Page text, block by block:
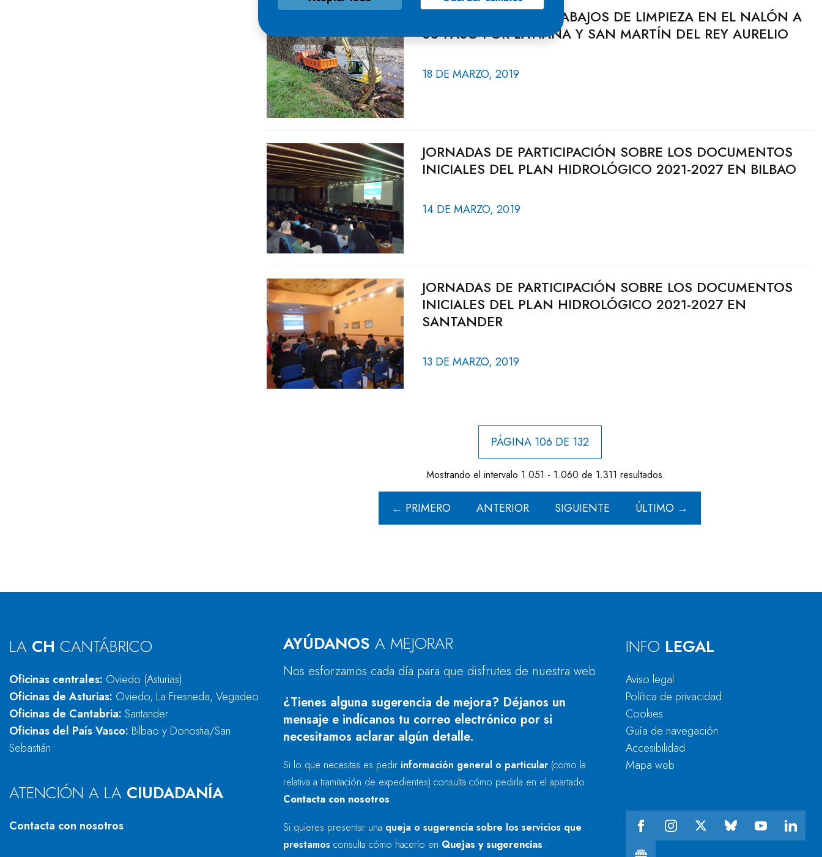
LA CHC ACOMETE TRABAJOS DE LIMPIEZA EN EL NALÓN A
SU PASO POR LAVIANA Y SAN MARTÍN DEL REY AURELIO
18 DE MARZO, 2019
JORNADAS DE PARTICIPACIÓN SOBRE LOS DOCUMENTOS
INICIALES DEL PLAN HIDROLÓGICO 2021-2027 EN BILBAO
14 DE MARZO, 2019
JORNADAS DE PARTICIPACIÓN SOBRE LOS DOCUMENTOS
INICIALES DEL PLAN HIDROLÓGICO 2021-2027 EN
SANTANDER
13 DE MARZO, 2019
PÁGINA 106 DE 132
Mostrando el intervalo 1.051 - 1.060 de 1.311 resultados.
← PRIMERO ANTERIOR SIGUIENTE ÚLTIMO →
LA CH CANTÁBRICO
Oficinas centrales: Oviedo (Asturias)
Oficinas de Asturias: Oviedo, La Fresneda, Vegadeo
Oficinas de Cantabria: Santander
Oficinas del País Vasco: Bilbao y Donostia/San
Sebastián
ATENCIÓN A LA CIUDADANÍA
Contacta con nosotros
AYÚDANOS A MEJORAR
Nos esforzamos cada día para que disfrutes de nuestra web.
¿Tienes alguna sugerencia de mejora? Déjanos un
mensaje e indícanos tu correo electrónico por si
necesitamos aclarar algún detalle.
Si lo que necesitas es pedir información general o particular (como la
relativa a tramitación de expedientes) consulta cómo pedirla en el apartado
Contacta con nosotros.
Si quieres presentar una queja o sugerencia sobre los servicios que
prestamos consulta cómo hacerlo en Quejas y sugerencias.
INFO LEGAL
Aviso legal
Política de privacidad
Cookies
Guía de navegación
Accesibilidad
Mapa web